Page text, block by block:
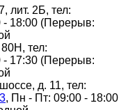
лит. 2Б, тел:
- 18:00 (Перерыв:
тел:
- 17:30 (Перерыв:
д. 11, тел:
, Пн - Пт: 09:00 - 18:00